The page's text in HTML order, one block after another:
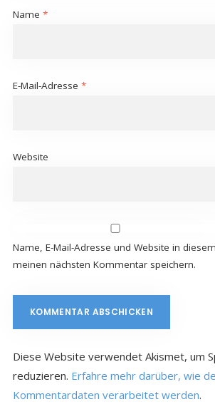
Name *
E-Mail-Adresse *
Website
Name, E-Mail-Adresse und Website in
meinen nächsten Kommentar speichern.
Diese Website verwendet Akismet, um
reduzieren. Erfahre mehr darüber, wie
Kommentardaten verarbeitet werden.